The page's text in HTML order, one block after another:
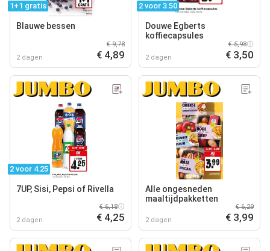
1+1 gratis
Blauwe bessen
2 dagen
€ 9,78
€ 4,89
2 voor 3.50
Douwe Egberts
koffiecapsules
2 dagen
€ 5,98
€ 3,50
2 voor 4.25
7UP, Sisi, Pepsi of Rivella
2 dagen
€ 6,18
€ 4,25
Alle ongesneden
maaltijdpakketten
2 dagen
€ 6,29
€ 3,99